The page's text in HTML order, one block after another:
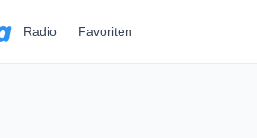
Radio Favoriten